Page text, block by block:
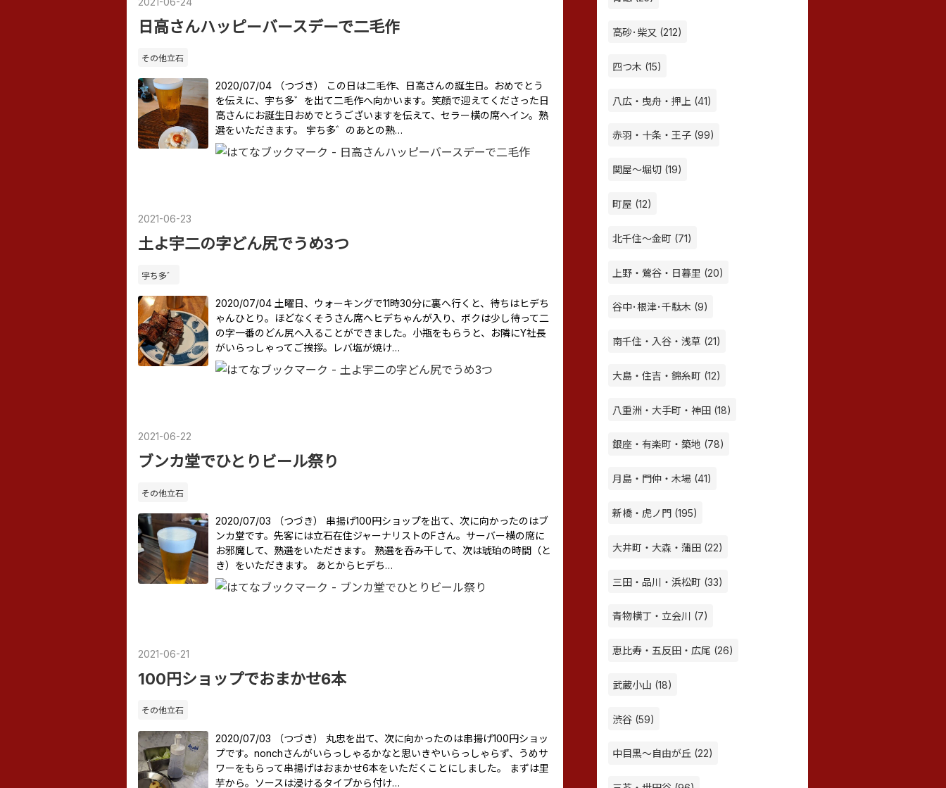
日高さんハッピーバースデーで二毛作
その他立石
2020/07/04 （つづき） この日は二毛作、日高さんの誕生日。おめでとう
を伝えに、宇ち多゛を出て二毛作へ向かいます。笑顔で迎えてくださった日
高さんにお誕生日おめでとうございますを伝えて、セラー横の席へイン。熟
選をいただきます。 宇ち多゛のあとの熟…
2021-06-23
土よ宇二の字どん尻でうめ3つ
宇ち多゛
2020/07/04 土曜日、ウォーキングで11時30分に裏へ行くと、待ちはヒデち
ゃんひとり。ほどなくそうさん席へヒデちゃんが入り、ボクは少し待って二
の字一番のどん尻へ入ることができました。小瓶をもらうと、お隣にY社長
がいらっしゃってご挨拶。レバ塩が焼け…
2021-06-22
ブンカ堂でひとりビール祭り
その他立石
2020/07/03 （つづき） 串揚げ100円ショップを出て、次に向かったのはブ
ンカ堂です。先客には立石在住ジャーナリストのFさん。サーバー横の席に
お邪魔して、熟選をいただきます。 熟選を呑み干して、次は琥珀の時間（と
き）をいただきます。 あとからヒデち…
2021-06-21
100円ショップでおまかせ6本
その他立石
2020/07/03 （つづき） 丸忠を出て、次に向かったのは串揚げ100円ショッ
プです。nonchさんがいらっしゃるかなと思いきやいらっしゃらず、うめサ
ワーをもらって串揚げはおまかせ6本をいただくことにしました。 まずは里
芋から。ソースは浸けるタイプから付け…
高砂･柴又 (212)
四つ木 (15)
八広・曳舟・押上 (41)
赤羽・十条・王子 (99)
関屋～堀切 (19)
町屋 (12)
北千住～金町 (71)
上野・鶯谷・日暮里 (20)
谷中･根津･千駄木 (9)
南千住・入谷・浅草 (21)
大島・住吉・錦糸町 (12)
八重洲・大手町・神田 (18)
銀座・有楽町・築地 (78)
月島・門仲・木場 (41)
新橋・虎ノ門 (195)
大井町・大森・蒲田 (22)
三田・品川・浜松町 (33)
青物横丁・立会川 (7)
恵比寿・五反田・広尾 (26)
武蔵小山 (18)
渋谷 (59)
中目黒～自由が丘 (22)